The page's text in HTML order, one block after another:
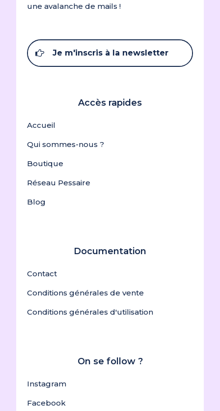
une avalanche de mails !
Je m'inscris à la newsletter
Accès rapides
Accueil
Qui sommes-nous ?
Boutique
Réseau Pessaire
Blog
Documentation
Contact
Conditions générales de vente
Conditions générales d'utilisation
On se follow ?
Instagram
Facebook